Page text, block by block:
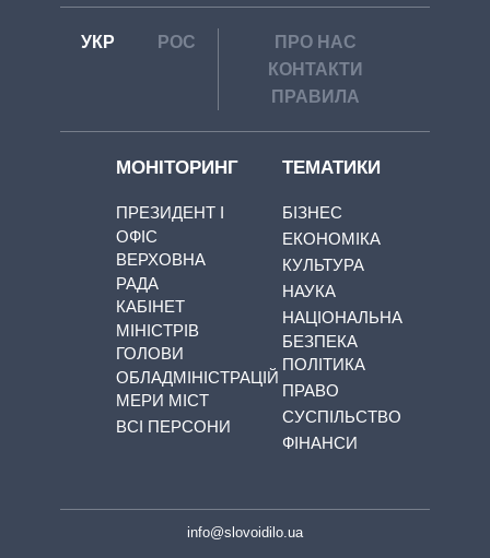
УКР РОС
ПРО НАС
КОНТАКТИ
ПРАВИЛА
МОНІТОРИНГ
ПРЕЗИДЕНТ І
ОФІС
ВЕРХОВНА
РАДА
КАБІНЕТ
МІНІСТРІВ
ГОЛОВИ
ОБЛАДМІНІСТРАЦІЙ
МЕРИ МІСТ
ВСІ ПЕРСОНИ
ТЕМАТИКИ
БІЗНЕС
ЕКОНОМІКА
КУЛЬТУРА
НАУКА
НАЦІОНАЛЬНА
БЕЗПЕКА
ПОЛІТИКА
ПРАВО
СУСПІЛЬСТВО
ФІНАНСИ
info@slovoidilo.ua